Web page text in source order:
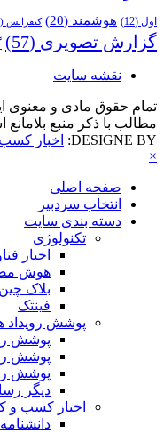
اول (12) هوشمند (20) کنفرانس (9)
گزارش تصویری (57)
نقشه سایت
تمام حقوق مادی و معنوی
مطالب با ذکر منبع
DESIGNE BY:
اخبار کسب
×
صفحه اصلی
انتخاب سردبیر
دسته بندی سایت
تکنولوژی
اخبار
هوش
بلاک چین
فینتک
پوشش رویداد
پوشش
پوشش
پوشش
دیگر
اخبار کسب و